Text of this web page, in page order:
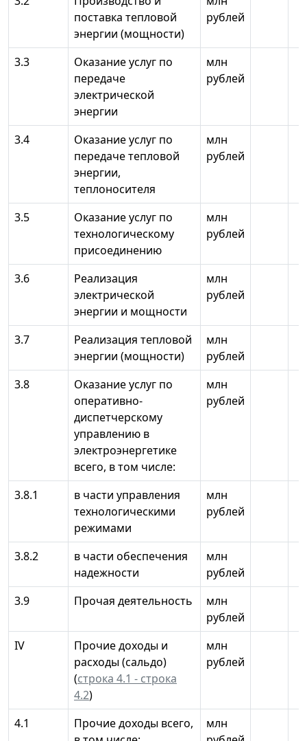
поставка тепловой
энергии (мощности)
рублей
3.3
Оказание услуг по
передаче
электрической
энергии
млн
рублей
3.4
Оказание услуг по
передаче тепловой
энергии,
теплоносителя
млн
рублей
3.5
Оказание услуг по
технологическому
присоединению
млн
рублей
3.6
Реализация
электрической
энергии и мощности
млн
рублей
3.7
Реализация тепловой
энергии (мощности)
млн
рублей
3.8
Оказание услуг по
оперативно-
диспетчерскому
управлению в
электроэнергетике
всего, в том числе:
млн
рублей
3.8.1
в части управления
технологическими
режимами
млн
рублей
3.8.2
в части обеспечения
надежности
млн
рублей
3.9
Прочая деятельность
млн
рублей
IV
Прочие доходы и
расходы (сальдо)
(строка 4.1 - строка
4.2)
млн
рублей
4.1
Прочие доходы всего,
млн